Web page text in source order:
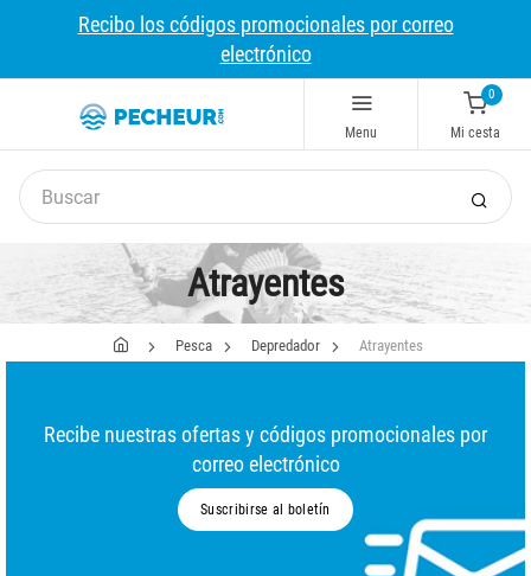
Recibo los códigos promocionales por correo
electrónico
Menu
0
Mi cesta
Atrayentes
Pesca Depredador Atrayentes
Recibe nuestras ofertas y códigos promocionales por
correo electrónico
Suscribirse al boletín